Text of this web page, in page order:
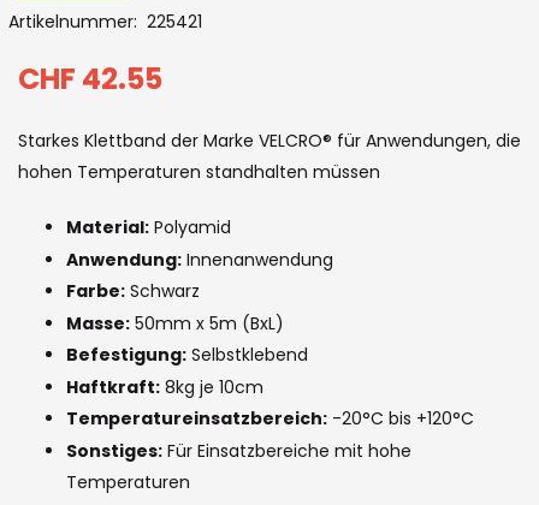
the
beginning
of
the
gallery
CHF 42.55
Artikelnummer 225421
Starkes Klettband der Marke VELCRO® für Anwendungen, die
hohen Temperaturen standhalten müssen
Material: Polyamid
Anwendung: Innenanwendung
Farbe: Schwarz
Masse: 50mm x 5m (BxL)
Befestigung: Selbstklebend
Haftkraft: 8kg je 10cm
Temperatureinsatzbereich: -20°C bis +120°C
Sonstiges: Für Einsatzbereiche mit hohe
Temperaturen